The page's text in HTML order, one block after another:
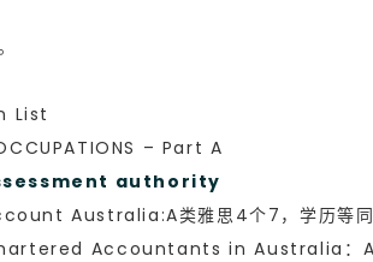
List
– Part A
assessment authority
Australia:A类雅思4个7，学历等同于
Accountants in Australia：A类